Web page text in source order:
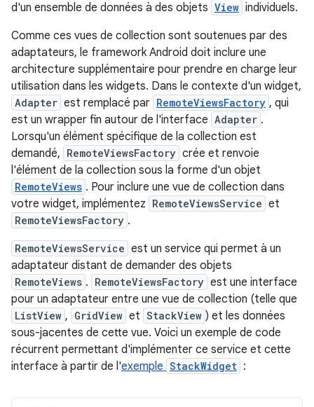
d'un ensemble de données à des objets View individuels.
Comme ces vues de collection sont soutenues par des
adaptateurs, le framework Android doit inclure une
architecture supplémentaire pour prendre en charge leur
utilisation dans les widgets. Dans le contexte d'un widget,
Adapter est remplacé par RemoteViewsFactory , qui
est un wrapper fin autour de l'interface Adapter .
Lorsqu'un élément spécifique de la collection est
demandé, RemoteViewsFactory crée et renvoie
l'élément de la collection sous la forme d'un objet
RemoteViews . Pour inclure une vue de collection dans
votre widget, implémentez RemoteViewsService et
RemoteViewsFactory .
RemoteViewsService est un service qui permet à un
adaptateur distant de demander des objets
RemoteViews . RemoteViewsFactory est une interface
pour un adaptateur entre une vue de collection (telle que
ListView , GridView et StackView ) et les données
sous-jacentes de cette vue. Voici un exemple de code
récurrent permettant d'implémenter ce service et cette
interface à partir de l'exemple StackWidget :